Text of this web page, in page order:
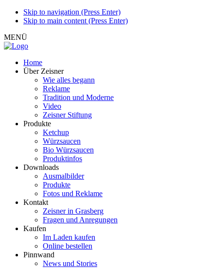
Skip to navigation (Press Enter)
Skip to main content (Press Enter)
MENÜ
Home
Über Zeisner
Wie alles begann
Reklame
Tradition und Moderne
Video
Zeisner Stiftung
Produkte
Ketchup
Würzsaucen
Bio Würzsaucen
Produktinfos
Downloads
Ausmalbilder
Produkte
Fotos und Reklame
Kontakt
Zeisner in Grasberg
Fragen und Anregungen
Kaufen
Im Laden kaufen
Online bestellen
Pinnwand
News und Stories